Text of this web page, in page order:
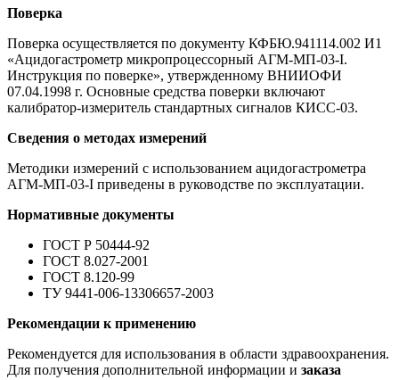
Поверка
Поверка осуществляется по документу КФБЮ.941114.002 И1
«Ацидогастрометр микропроцессорный АГМ-МП-03-I.
Инструкция по поверке», утвержденному ВНИИОФИ
07.04.1998 г. Основные средства поверки включают
калибратор-измеритель стандартных сигналов КИСС-03.
Сведения о методах измерений
Методики измерений с использованием ацидогастрометра
АГМ-МП-03-I приведены в руководстве по эксплуатации.
Нормативные документы
ГОСТ Р 50444-92
ГОСТ 8.027-2001
ГОСТ 8.120-99
ТУ 9441-006-13306657-2003
Рекомендации к применению
Рекомендуется для использования в области здравоохранения.
Для получения дополнительной информации и заказа